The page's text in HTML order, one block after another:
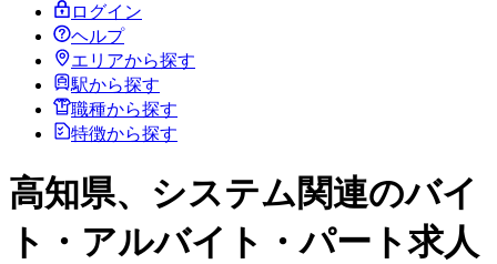
ログイン
ヘルプ
エリアから探す
駅から探す
職種から探す
特徴から探す
高知県、システム関連のバイ
ト・アルバイト・パート求人